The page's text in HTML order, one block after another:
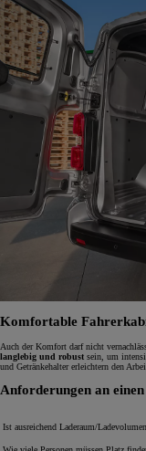
Komfortable
Auch der Komfort darf nicht
langlebig und robust sein, um
und Getränkehalter erleichtern den
Anforderungen an
Ist ausreichend Laderaum/